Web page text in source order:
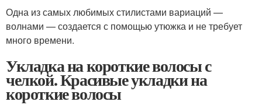
Одна из самых любимых стилистами вариаций —
волнами — создается с помощью утюжка и не требует
много времени.
Укладка на короткие волосы с
челкой. Красивые укладки на
короткие волосы